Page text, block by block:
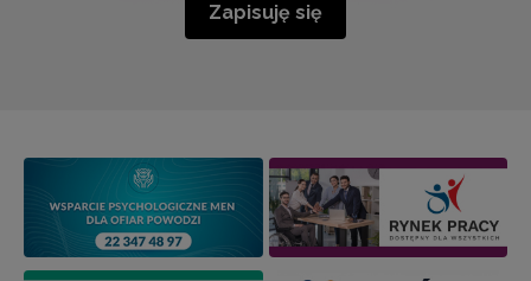
Zapisuję się